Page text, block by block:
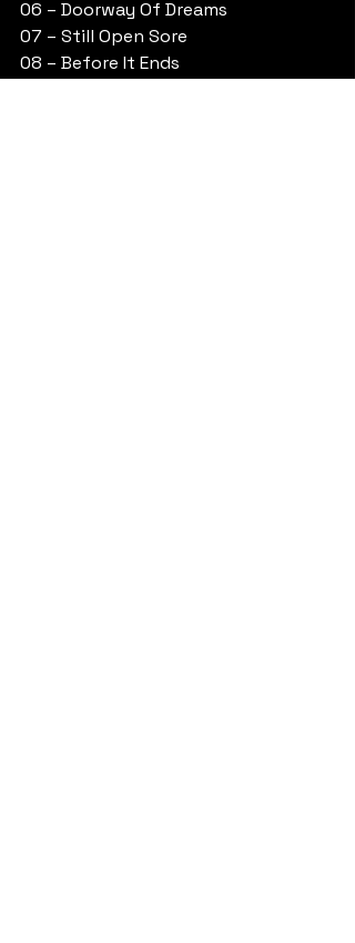
06 – Doorway Of Dreams
07 – Still Open Sore
08 – Before It Ends